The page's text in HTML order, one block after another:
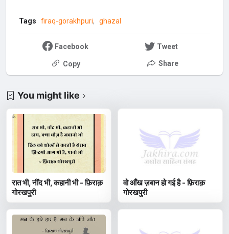
Tags firaq-gorakhpuri ghazal
Facebook Tweet
Copy Share
You might like
रात भी, नींद भी, कहानी भी - फ़िराक़
गोरखपुरी
वो आँख ज़बान हो गई है - फ़िराक़
गोरखपुरी